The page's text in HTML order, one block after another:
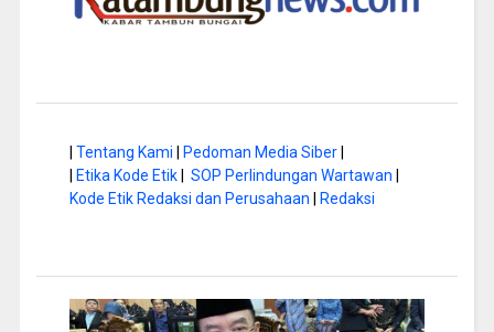
Tentang Kami Pedoman Media Siber|
Etika Kode Etik| SOP Perlindungan Wartawan
Kode Etik Redaksi dan Perusahaan
Redaksi